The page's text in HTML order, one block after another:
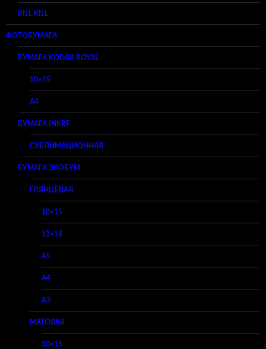
BILL KILL
ФОТОБУМАГА
БУМАГА KODAK ROYAL
10×15
A4
БУМАГА INKRF
СУБЛИМАЦИОННАЯ
БУМАГА ЭКОБУМ
ГЛЯНЦЕВАЯ
10×15
13×18
A5
A4
A3
МАТОВАЯ
10×15